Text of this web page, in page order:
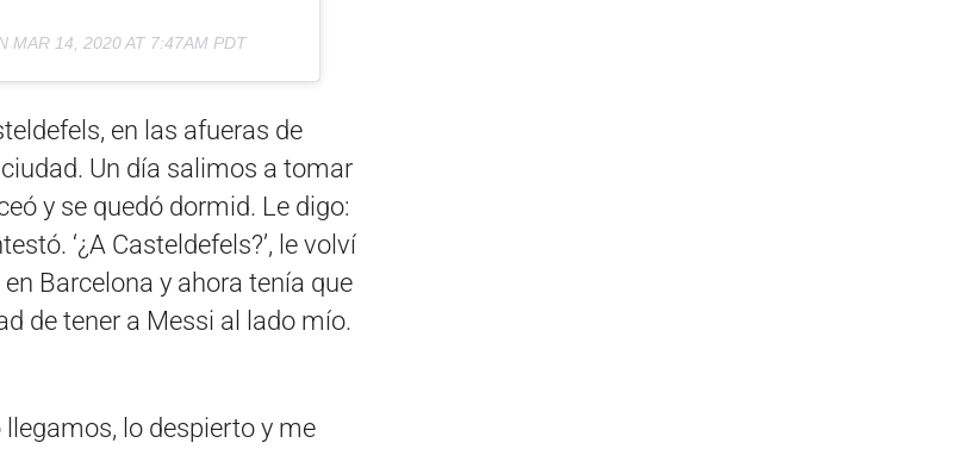
MAR 14, 2020 AT 7:47AM PDT
en las afueras de
Un día salimos a tomar
y se quedó dormid. Le digo:
‘¿A Casteldefels?’, le volví
en Barcelona y ahora tenía que
de tener a Messi al lado mío.
lo despierto y me